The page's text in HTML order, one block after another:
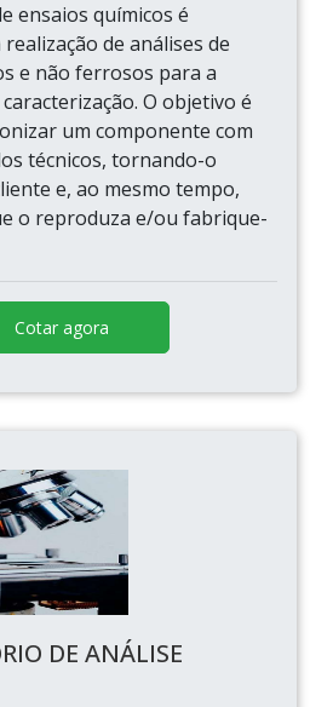
ensaios químicos é
de análises de
e não ferrosos para a
O objetivo é
um componente com
técnicos, tornando-o
e, ao mesmo tempo,
o reproduza e/ou fabrique-
Cotar agora
DE ANÁLISE